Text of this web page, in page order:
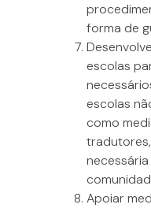
forma de
escolas
escolas
como
Apoiar